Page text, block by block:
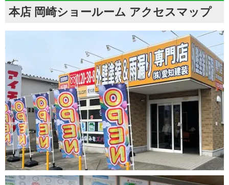
本店 岡崎ショールーム アクセスマップ